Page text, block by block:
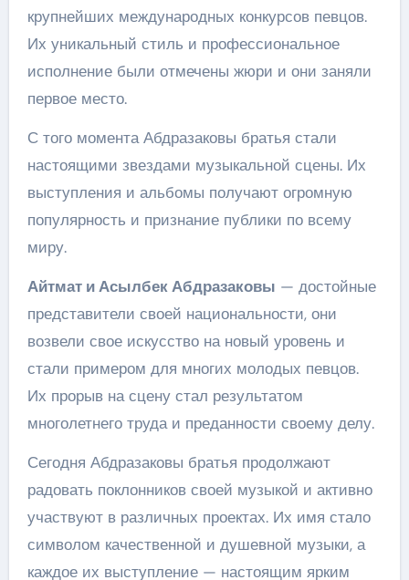
крупнейших международных конкурсов певцов.
Их уникальный стиль и профессиональное
исполнение были отмечены жюри и они заняли
первое место.
С того момента Абдразаковы братья стали
настоящими звездами музыкальной сцены. Их
выступления и альбомы получают огромную
популярность и признание публики по всему
миру.
Айтмат и Асылбек Абдразаковы — достойные
представители своей национальности, они
возвели свое искусство на новый уровень и
стали примером для многих молодых певцов.
Их прорыв на сцену стал результатом
многолетнего труда и преданности своему делу.
Сегодня Абдразаковы братья продолжают
радовать поклонников своей музыкой и активно
участвуют в различных проектах. Их имя стало
символом качественной и душевной музыки, а
каждое их выступление — настоящим ярким